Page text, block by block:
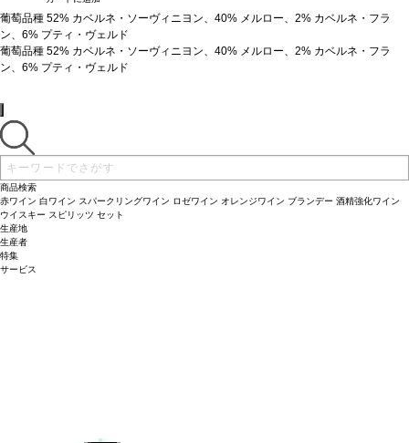
葡萄品種 52% カベルネ・ソーヴィニヨン、40% メルロー、2% カベルネ・フラ
ン、6% プティ・ヴェルド
葡萄品種 52% カベルネ・ソーヴィニヨン、40% メルロー、2% カベルネ・フラ
ン、6% プティ・ヴェルド
商品検索
赤ワイン 白ワイン スパークリングワイン ロゼワイン オレンジワイン ブランデー 酒精強化ワイン
ウイスキー スピリッツ セット
生産地
生産者
特集
サービス